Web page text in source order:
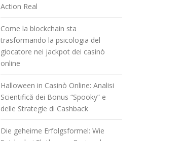
Action Real
Come la blockchain sta
trasformando la psicologia del
giocatore nei jackpot dei casinò
online
Halloween in Casinò Online: Analisi
Scientifică dei Bonus “Spooky” e
delle Strategie di Cashback
Die geheime Erfolgsformel: Wie